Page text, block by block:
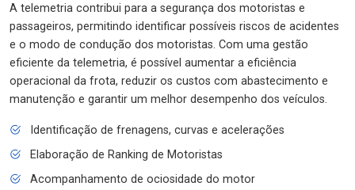
A telemetria contribui para a segurança dos motoristas e
passageiros, permitindo identificar possíveis riscos de acidentes
e o modo de condução dos motoristas. Com uma gestão
eficiente da telemetria, é possível aumentar a eficiência
operacional da frota, reduzir os custos com abastecimento e
manutenção e garantir um melhor desempenho dos veículos.
Identificação de frenagens, curvas e acelerações
Elaboração de Ranking de Motoristas
Acompanhamento de ociosidade do motor